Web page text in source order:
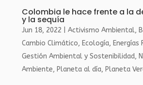
Colombia le hace frente a la
y la sequía
Jun 18, 2022 Activismo Ambiental,
Cambio Climático, Ecología, Energías
Gestión Ambiental y Sostenibilidad,
Ambiente, Planeta al día, Planeta